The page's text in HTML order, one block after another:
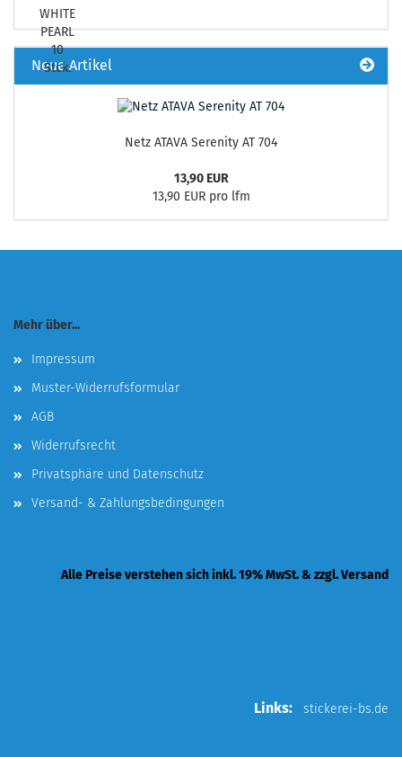
Neue Artikel
Netz ATAVA Serenity AT 704
13,90 EUR
13,90 EUR pro lfm
Mehr über...
Impressum
Muster-Widerrufsformular
AGB
Widerrufsrecht
Privatsphäre und Datenschutz
Versand- & Zahlungsbedingungen
Alle Preise verstehen sich inkl. 19% MwSt. & zzgl. Versand
Links: stickerei-bs.de